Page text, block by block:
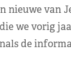
nieuwe van
we vorig
de